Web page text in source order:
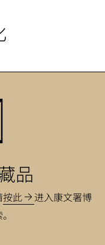
品
按此
进入康文署博